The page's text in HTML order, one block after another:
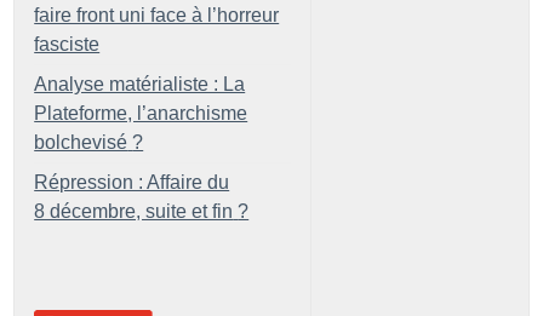
faire front uni face à l’horreur
fasciste
Analyse matérialiste : La
Plateforme, l’anarchisme
bolchevisé ?
Répression : Affaire du
8 décembre, suite et fin ?